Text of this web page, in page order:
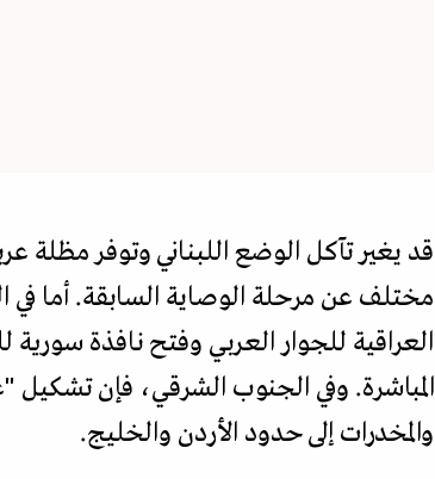
قد يغير تآكل الوضع اللبناني وتوفر مظلة
مختلف عن مرحلة الوصاية السابقة. أما
العراقية للجوار العربي وفتح نافذة سورية
المباشرة. وفي الجنوب الشرقي، فإن
والمخدرات إلى حدود الأردن والخليج.